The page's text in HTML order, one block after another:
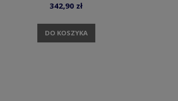
342,90 zł
DO KOSZYKA